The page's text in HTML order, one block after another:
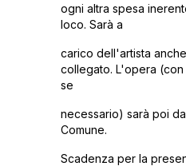
ogni altra spesa
loco. Sarà a
carico dell'artista
collegato. L'opera
se
necessario) sarà poi
Comune.
Scadenza per la